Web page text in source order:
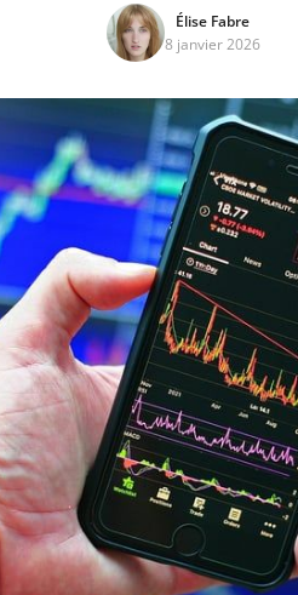
Élise Fabre
8 janvier 2026